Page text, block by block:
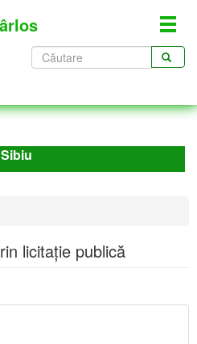
Formular
de
licitație publică